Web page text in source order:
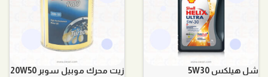
شل هيلكس 5W30
زيت محرك موبيل سوبر 20W50